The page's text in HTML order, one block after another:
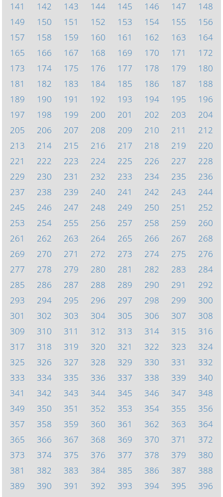
141
142 143 144 145 146 147
148
149
150 151 152 153 154 155
156
157
158 159 160 161 162 163
164
165
166 167 168 169 170 171
172
173
174 175 176 177 178 179
180
181
182 183 184 185 186 187
188
189
190 191 192 193 194 195
196
197
198 199 200 201 202 203
204
205
206 207 208 209 210 211
212
213
214 215 216 217 218 219
220
221
222 223 224 225 226 227
228
229
230 231 232 233 234 235
236
237
238 239 240 241 242 243
244
245
246 247 248 249 250 251
252
253
254 255 256 257 258 259
260
261
262 263 264 265 266 267
268
269
270 271 272 273 274 275
276
277
278 279 280 281 282 283
284
285
286 287 288 289 290 291
292
293
294 295 296 297 298 299
300
301
302 303 304 305 306 307
308
309
310 311 312 313 314 315
316
317
318 319 320 321 322 323
324
325
326 327 328 329 330 331
332
333
334 335 336 337 338 339
340
341
342 343 344 345 346 347
348
349
350 351 352 353 354 355
356
357
358 359 360 361 362 363
364
365
366 367 368 369 370 371
372
373
374 375 376 377 378 379
380
381
382 383 384 385 386 387
388
389
390 391 392 393 394 395
396